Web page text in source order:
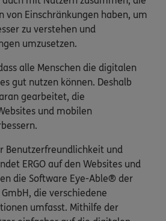
von Einschränkungen haben, um
zu verstehen und
umzusetzen.
alle Menschen die digitalen
gut nutzen können. Deshalb
gearbeitet, die
und mobilen
Benutzerfreundlichkeit und
ERGO auf den Websites und
die Software Eye-Able® der
die verschiedene
umfasst. Mithilfe der